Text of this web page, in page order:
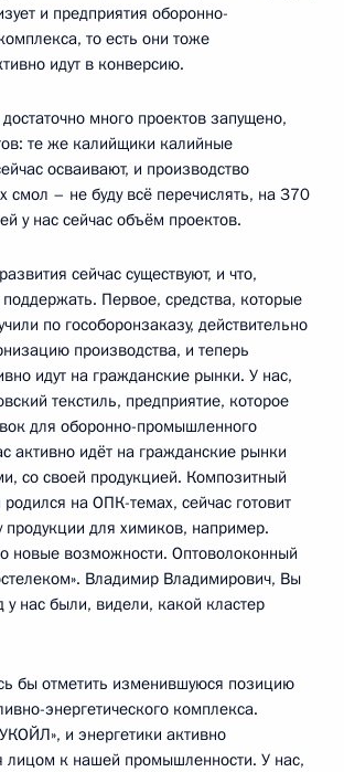
и предприятия оборонно-
то есть они тоже
идут в конверсию.
много проектов запущено,
те же калийщики калийные
осваивают, и производство
смол – не буду всё перечислять, на 370
у нас сейчас объём проектов.
сейчас существуют, и что,
Первое, средства, которые
по гособоронзаказу, действительно
производства, и теперь
идут на гражданские рынки. У нас,
текстиль, предприятие, которое
для оборонно-промышленного
активно идёт на гражданские рынки
со своей продукцией. Композитный
на ОПК-темах, сейчас готовит
для химиков, например.
новые возможности. Оптоволоконный
Владимир Владимирович, Вы
у нас были, видели, какой кластер
бы отметить изменившуюся позицию
энергетического комплекса.
и энергетики активно
лицом к нашей промышленности. У нас,